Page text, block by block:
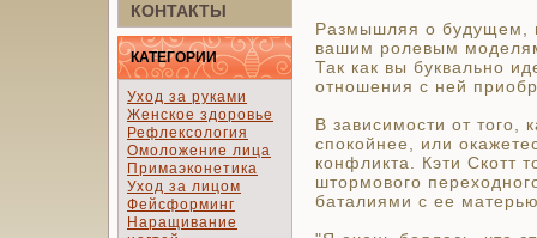
КОНТАКТЫ
КАТЕГОРИИ
Уход за руками
Женское здоровье
Рефлексология
Омоложение лица
Примаэконетика
Уход за лицом
Фейсформинг
Наращивание
Размышляя о будущем,
вашим ролевым
Так как вы буквально
отношения с ней
В зависимости от того,
спокойнее, или
конфликта. Кэти Скотт
штормового
баталиями с ее